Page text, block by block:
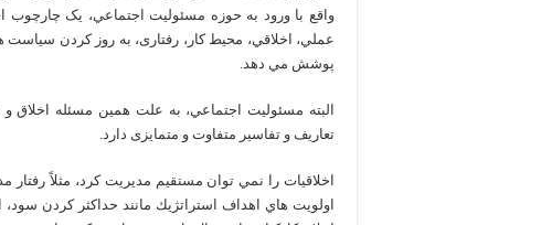
واقع با ورود به حوزه مسئوليت اجتماعي، یک
عملي، اخلاقي، محيط كار، رفتاری، به روز کردن
پوشش مي دهد.
البته مسئوليت اجتماعي، به علت همین مسئله اخلاق
تعاريف و تفاسیر متفاوت و متمایزی دارد.
اخلاقيات را نمي توان مستقيم مديريت كرد، مثلاً
اولويت هاي اهداف استراتژيك مانند حداكثر كردن